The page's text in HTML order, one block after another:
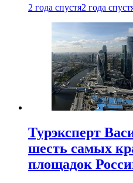
2 года спустя2 года
Турэксперт
шесть самых
площадок